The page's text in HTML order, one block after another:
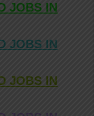
JOBS IN
JOBS IN
JOBS IN